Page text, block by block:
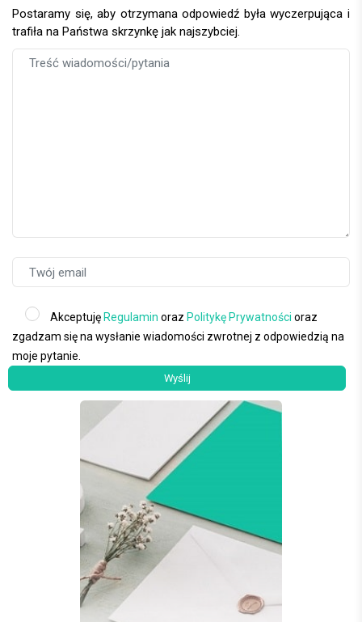
Postaramy się, aby otrzymana odpowiedź była wyczerpująca i
trafiła na Państwa skrzynkę jak najszybciej.
Akceptuję Regulamin oraz Politykę Prywatności oraz
zgadzam się na wysłanie wiadomości zwrotnej z odpowiedzią na
moje pytanie.